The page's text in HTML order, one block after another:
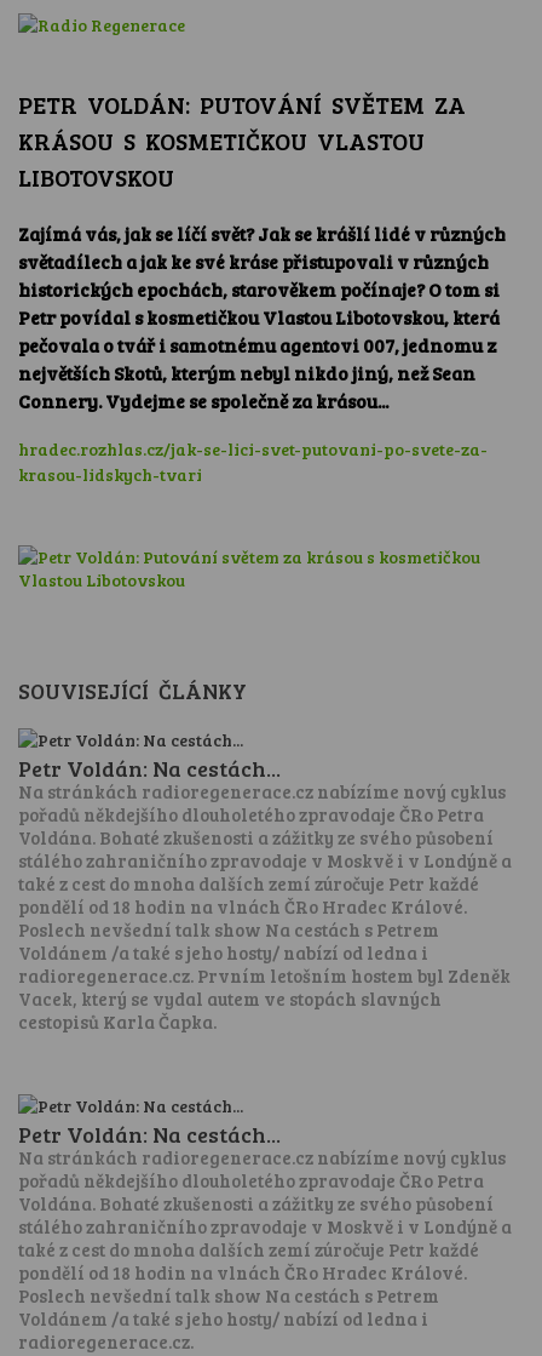
PETR VOLDÁN: PUTOVÁNÍ SVĚTEM ZA
KRÁSOU S KOSMETIČKOU VLASTOU
LIBOTOVSKOU
Zajímá vás, jak se líčí svět? Jak se krášlí lidé v různých
světadílech a jak ke své kráse přistupovali v různých
historických epochách, starověkem počínaje? O tom si
Petr povídal s kosmetičkou Vlastou Libotovskou, která
pečovala o tvář i samotnému agentovi 007, jednomu z
největších Skotů, kterým nebyl nikdo jiný, než Sean
Connery. Vydejme se společně za krásou...
hradec.rozhlas.cz/jak-se-lici-svet-putovani-po-svete-za-
krasou-lidskych-tvari
SOUVISEJÍCÍ ČLÁNKY
Petr Voldán: Na cestách...
Na stránkách radioregenerace.cz nabízíme nový cyklus
pořadů někdejšího dlouholetého zpravodaje ČRo Petra
Voldána. Bohaté zkušenosti a zážitky ze svého působení
stálého zahraničního zpravodaje v Moskvě i v Londýně a
také z cest do mnoha dalších zemí zúročuje Petr každé
pondělí od 18 hodin na vlnách ČRo Hradec Králové.
Poslech nevšední talk show Na cestách s Petrem
Voldánem /a také s jeho hosty/ nabízí od ledna i
radioregenerace.cz. Prvním letošním hostem byl Zdeněk
Vacek, který se vydal autem ve stopách slavných
cestopisů Karla Čapka.
Petr Voldán: Na cestách...
Na stránkách radioregenerace.cz nabízíme nový cyklus
pořadů někdejšího dlouholetého zpravodaje ČRo Petra
Voldána. Bohaté zkušenosti a zážitky ze svého působení
stálého zahraničního zpravodaje v Moskvě i v Londýně a
také z cest do mnoha dalších zemí zúročuje Petr každé
pondělí od 18 hodin na vlnách ČRo Hradec Králové.
Poslech nevšední talk show Na cestách s Petrem
Voldánem /a také s jeho hosty/ nabízí od ledna i
radioregenerace.cz.